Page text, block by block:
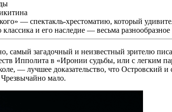
— спектакль-хрестоматию, который
и его наследие — весьма
загадочный и неизвестный зрителю
Ипполита в «Иронии судьбы, или с легким
— лучшее доказательство, что Островский
мало.